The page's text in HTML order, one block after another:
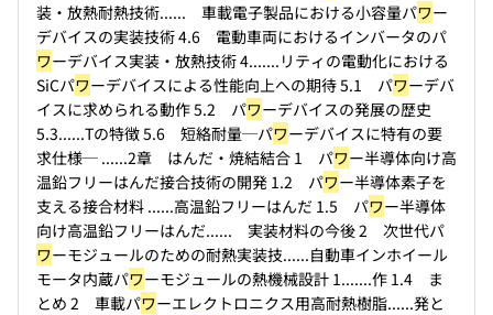
装・放熱耐熱技術...... 車載電子製品における小容量パワー
デバイスの実装技術 4.6 電動車両におけるインバータのパ
ワーデバイス実装・放熱技術 4.......リティの電動化における
SiCパワーデバイスによる性能向上への期待 5.1 パワーデバ
イスに求められる動作 5.2 パワーデバイスの発展の歴史
5.3......Tの特徴 5.6 短絡耐量─パワーデバイスに特有の要
求仕様─ ......2章 はんだ・焼結結合 1 パワー半導体向け高
温鉛フリーはんだ接合技術の開発 1.2 パワー半導体素子を
支える接合材料 ......高温鉛フリーはんだ 1.5 パワー半導体
向け高温鉛フリーはんだ...... 実装材料の今後 2 次世代パ
ワーモジュールのための耐熱実装技......自動車インホイール
モータ内蔵パワーモジュールの熱機械設計 1.......作 1.4 ま
とめ 2 車載パワーエレクトロニクス用高耐熱樹脂......発と